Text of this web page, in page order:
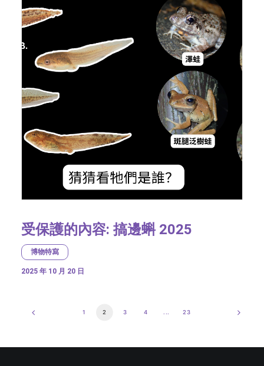
受保護的內容: 搞邊蝌 2025
博物特寫
2025 年 10 月 20 日
1 2 3 4 ... 23